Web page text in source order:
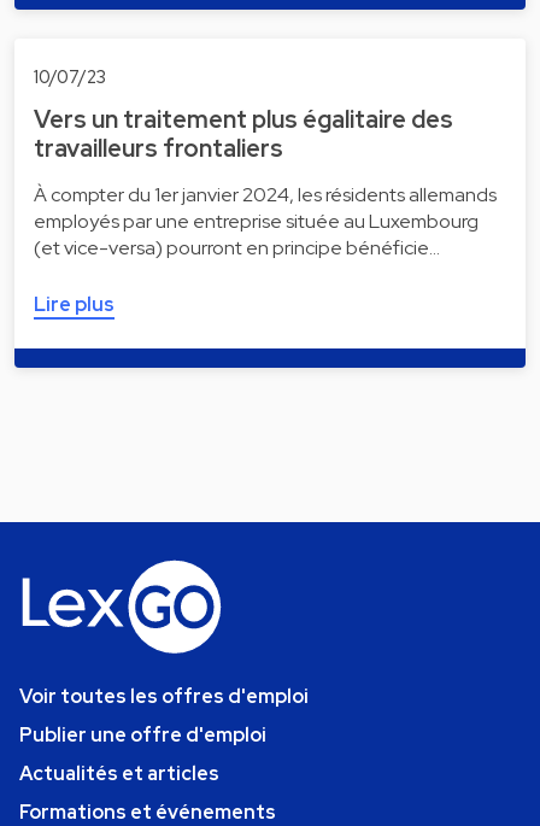
10/07/23
Vers un traitement plus égalitaire des
travailleurs frontaliers
À compter du 1er janvier 2024, les résidents allemands
employés par une entreprise située au Luxembourg
(et vice-versa) pourront en principe bénéficie…
Lire plus
Voir toutes les offres d'emploi
Publier une offre d'emploi
Actualités et articles
Formations et événements